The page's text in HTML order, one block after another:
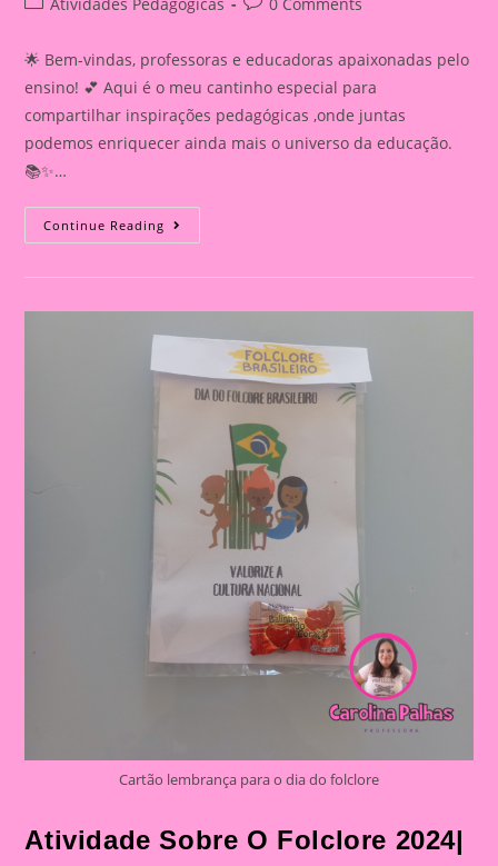
Atividades Pedagógicas 0 Comments
🌟 Bem-vindas, professoras e educadoras apaixonadas pelo
ensino! 💕 Aqui é o meu cantinho especial para
compartilhar inspirações pedagógicas ,onde juntas
podemos enriquecer ainda mais o universo da educação.
📚✨…
Continue Reading Atividade
Sobre
Folclore
O
Folclore/
Atividade
De
Colagem
Pererê
Cartão lembrança para o dia do folclore
Atividade Sobre O Folclore 2024|